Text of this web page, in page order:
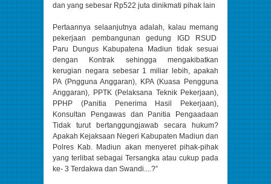
dan yang sebesar Rp522 juta dinikmati pihak lain
Pertaannya selaanjutnya adalah, kalau memang
pekerjaan pembangunan gedung IGD RSUD
Paru Dungus Kabupatena Madiun tidak sesuai
dengan Kontrak sehingga mengakibatkan
kerugian negara sebesar 1 miliar lebih, apakah
PA (Pngguna Anggaran), KPA (Kuasa Pengguna
Anggaran), PPTK (Pelaksana Teknik Pekerjaan),
PPHP (Panitia Penerima Hasil Pekerjaan),
Konsultan Pengawas dan Panitia Pengaadaan
Tidak turut bertanggungjawab secara hukum?
Apakah Kejaksaan Negeri Kabupaten Madiun dan
Polres Kab. Madiun akan menyeret pihak-pihak
yang terlibat sebagai Tersangka atau cukup pada
ke- 3 Terdakwa dan Swandi....?”